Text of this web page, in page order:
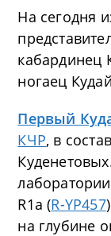
На сегодня
кабардинец
ногаец
Первый
КЧР, в
R1a (R-YP457
на глубине